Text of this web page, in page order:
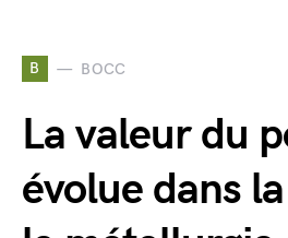
B BOCC
La valeur du
évolue dans